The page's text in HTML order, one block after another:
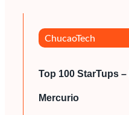
ChucaoTech
Top 100 StarTups
Mercurio